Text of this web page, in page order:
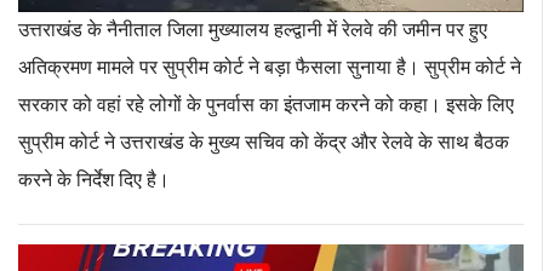
उत्तराखंड के नैनीताल जिला मुख्यालय हल्द्वानी में रेलवे की जमीन पर हुए
अतिक्रमण मामले पर सुप्रीम कोर्ट ने बड़ा फैसला सुनाया है। सुप्रीम कोर्ट ने
सरकार को वहां रहे लोगों के पुनर्वास का इंतजाम करने को कहा। इसके लिए
सुप्रीम कोर्ट ने उत्तराखंड के मुख्य सचिव को केंद्र और रेलवे के साथ बैठक
करने के निर्देश दिए है।